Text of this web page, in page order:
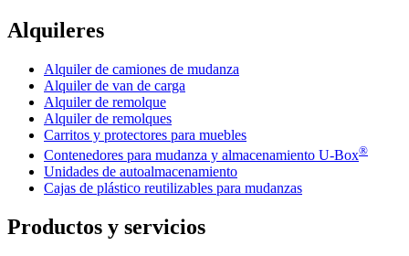
Alquileres
Alquiler de camiones de mudanza
Alquiler de van de carga
Alquiler de remolque
Alquiler de remolques
Carritos y protectores para muebles
Contenedores para mudanza y almacenamiento U-Box®
Unidades de autoalmacenamiento
Cajas de plástico reutilizables para mudanzas
Productos y servicios